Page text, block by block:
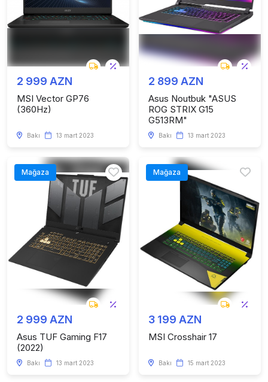
2 999 AZN
MSI Vector GP76
(360Hz)
Bakı 13 mart 2023
2 899 AZN
Asus Noutbuk "ASUS
ROG STRIX G15
G513RM"
Bakı 13 mart 2023
Mağaza
2 999 AZN
Asus TUF Gaming F17
(2022)
Bakı 13 mart 2023
Mağaza
3 199 AZN
MSI Crosshair 17
Bakı 15 mart 2023